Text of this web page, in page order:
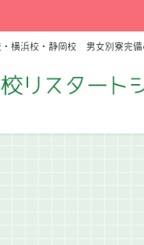
・横浜校・静岡校 男女別寮完備